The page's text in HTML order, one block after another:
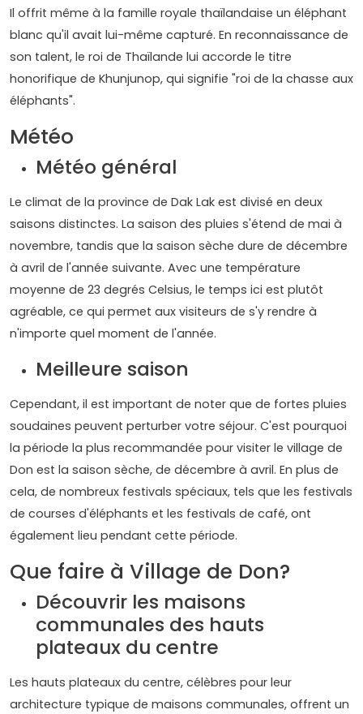
Il offrit même à la famille royale thaïlandaise un éléphant
blanc qu'il avait lui-même capturé. En reconnaissance de
son talent, le roi de Thaïlande lui accorde le titre
honorifique de Khunjunop, qui signifie "roi de la chasse aux
éléphants".
Météo
Météo général
Le climat de la province de Dak Lak est divisé en deux
saisons distinctes. La saison des pluies s'étend de mai à
novembre, tandis que la saison sèche dure de décembre
à avril de l'année suivante. Avec une température
moyenne de 23 degrés Celsius, le temps ici est plutôt
agréable, ce qui permet aux visiteurs de s'y rendre à
n'importe quel moment de l'année.
Meilleure saison
Cependant, il est important de noter que de fortes pluies
soudaines peuvent perturber votre séjour. C'est pourquoi
la période la plus recommandée pour visiter le village de
Don est la saison sèche, de décembre à avril. En plus de
cela, de nombreux festivals spéciaux, tels que les festivals
de courses d'éléphants et les festivals de café, ont
également lieu pendant cette période.
Que faire à Village de Don?
Découvrir les maisons
communales des hauts
plateaux du centre
Les hauts plateaux du centre, célèbres pour leur
architecture typique de maisons communales, offrent un